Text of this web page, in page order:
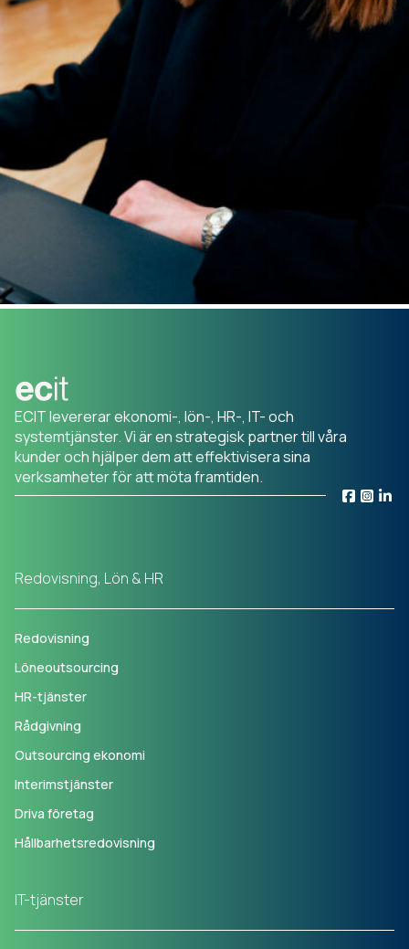
ECIT levererar ekonomi-, lön-, HR-, IT- och
systemtjänster. Vi är en strategisk partner till våra
kunder och hjälper dem att effektivisera sina
verksamheter för att möta framtiden.
Redovisning, Lön & HR
Redovisning
Löneoutsourcing
HR-tjänster
Rådgivning
Outsourcing ekonomi
Interimstjänster
Driva företag
Hållbarhetsredovisning
IT-tjänster